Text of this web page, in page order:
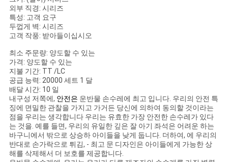
청
하
다
사
이
트
외부 직경: 시리즈
특성: 고객 요구
두껍게 벽: 시리즈
고객 작풍: 받아들이십시오
최소 주문량: 양도할 수 있는
가격: 양도할 수 있는
지불 기간: TT /LC
공급 능력: 20000 세트 1 달
배달 시간: 10 일
내구성 저쪽에, 안전은 운반물 손수레에 최고 입니다. 우리의 안전 특
징에 면밀한 관찰을 가지고 가거든 당신에 의하여 동의할 것이라는
점을 우리는 생각합니다 우리는 유효한 가장 안전한 손수레가 있다
는 것을. 예를 들면, 우리의 유일한 깊은 잘 아기 좌석은 어려운 하는
바구니에서 밖으로 상승하 아이들을 낮게 둡니다. 더하여, 에 우리의
반대로 손가락으로 튀김, - 최고 문 디자인은 아이들에게 가능한 상
해를 삭제해서 더 보호를 제공합니다.